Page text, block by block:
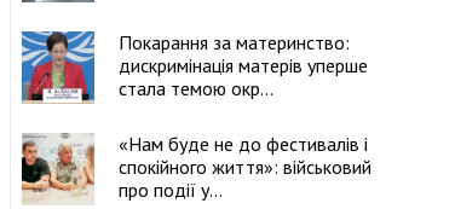
Покарання за материнство:
дискримінація матерів уперше
стала темою окр...
«Нам буде не до фестивалів і
спокійного життя»: військовий
про події у...